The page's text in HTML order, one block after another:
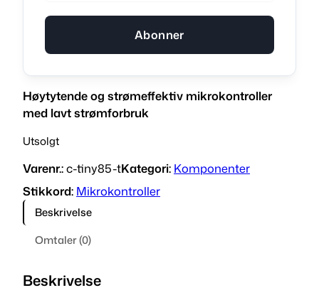
Abonner
Høytytende og strømeffektiv mikrokontroller
med lavt strømforbruk
Utsolgt
Varenr.:c-tiny85-tKategori: Komponenter
Stikkord: Mikrokontroller
Beskrivelse
Omtaler (0)
Beskrivelse